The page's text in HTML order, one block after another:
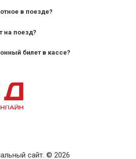
— от 7 лет.
в поезде?
на поезд?
билет в кассе?
значный номер заказа;
личности пассажира, на
сайт. © 2026